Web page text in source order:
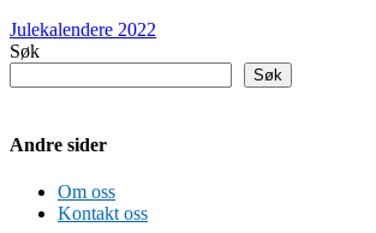
Julekalendere 2022
Søk
Søk
Andre sider
Om oss
Kontakt oss